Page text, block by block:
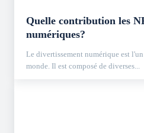
Quelle contribution les
numériques?
Le divertissement numérique est
monde. Il est composé de diverses...